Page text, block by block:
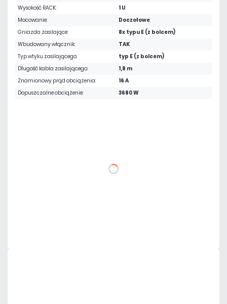
Wysokość RACK:
1 U
Mocowanie:
Doczołowe
Gniazda zasilające:
8x typu E (z bolcem)
Wbudowany włącznik:
TAK
Typ wtyku zasilającego:
typ E (z bolcem)
Długość kabla zasilającego:
1,8 m
Znamionowy prąd obciążenia:
16 A
Dopuszczalne obciążenie:
3680 W
DO KOSZYKA